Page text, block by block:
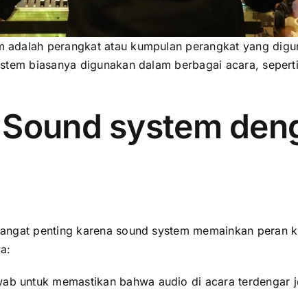
adalah perangkat atau kumpulan perangkat yang
biasanya digunakan dalam berbagai acara,
system
penting karena sound system memainkan
untuk memastikan bahwa audio di acara